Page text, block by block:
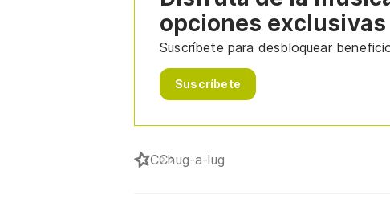
opciones exclusivas
Suscríbete para desbloquear
Suscríbete
CChug-a-lug